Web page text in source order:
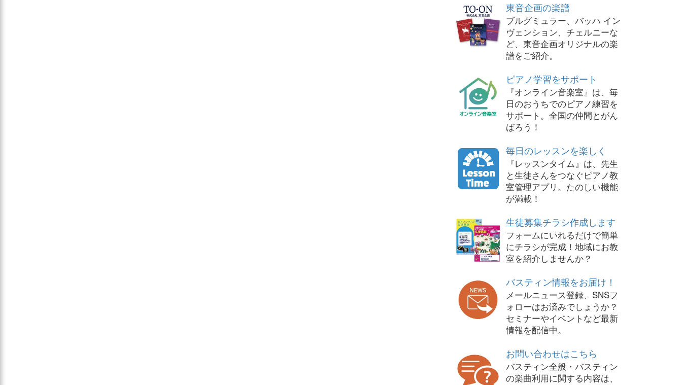
東音企画の楽譜
ブルグミュラー、バッハ イン
ヴェンション、チェルニーな
ど、東音企画オリジナルの楽
譜をご紹介。
ピアノ学習をサポート
『オンライン音楽室』は、毎
日のおうちでのピアノ練習を
サポート。全国の仲間とがん
ばろう！
毎日のレッスンを楽しく
『レッスンタイム』は、先生
と生徒さんをつなぐピアノ教
室管理アプリ。たのしい機能
が満載！
生徒募集チラシ作成します
フォームにいれるだけで簡単
にチラシが完成！地域にお教
室を紹介しませんか？
バスティン情報をお届け！
メールニュース登録、SNSフ
ォローはお済みでしょうか？
セミナーやイベントなど最新
情報を配信中。
お問い合わせはこちら
バスティン全般・バスティン
の楽曲利用に関する内容は、